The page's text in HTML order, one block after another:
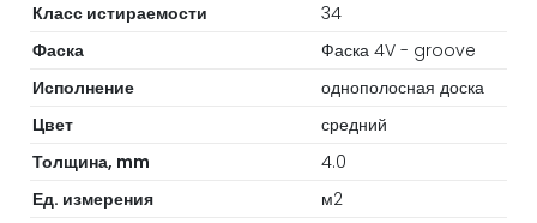
Класс истираемости
34
Фаска
Фаска 4V - groove
Исполнение
однополосная доска
Цвет
средний
Толщина, mm
4.0
Ед. измерения
м2